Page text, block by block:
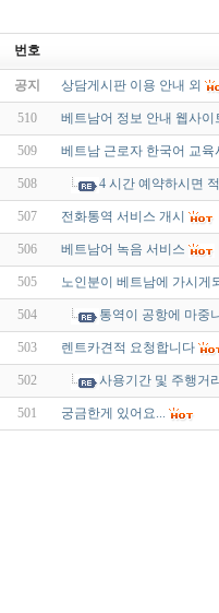
번호
공지 상담게시판 이용 안내 외
510 베트남어 정보 안내 웹사이
509 베트남 근로자 한국어 교육
508 4 시간 예약하시면
507 전화통역 서비스 개시
506 베트남어 녹음 서비스
505 노인분이 베트남에 가시게
504 통역이 공항에 마중
503 렌트카견적 요청합니다
502 사용기간 및 주행거
501 궁금한게 있어요...